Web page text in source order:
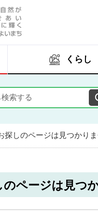
くらし
探しのページは見つかり
のページは見つ